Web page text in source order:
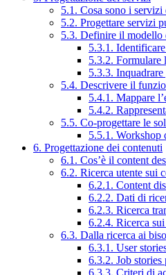
5.1. Cosa sono i servizi
5.2. Progettare servizi
5.3. Definire il modello
5.3.1.
5.3.2. Formulare
5.3.3.
5.4. Descrivere il
5.4.1. Mappare
5.4.2.
5.5. Co-progettare le
5.5.1. Workshop
6. Progettazione dei contenuti
6.1. Cos’è il content
6.2. Ricerca utente sui
6.2.1. Content
6.2.2. Dati di
6.2.3. Ricerca
6.2.4. Ricerca
6.3. Dalla ricerca ai
6.3.1. User
6.3.2. Job
6.3.3. Criteri di